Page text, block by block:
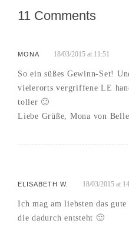
11 Comments
MONA 18/03/2015 at 11:51
So ein süßes Gewinn-Set!
vielerorts vergriffene LE
toller 🙂
Liebe Grüße, Mona von
ELISABETH W. 18/03/2015 at
Ich mag am liebsten das
die dadurch entsteht 🙂